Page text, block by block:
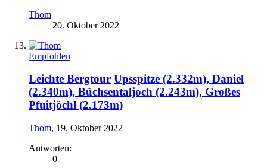
Thom
20. Oktober 2022
Empfohlen
Leichte Bergtour Upsspitze (2.332m), Daniel
(2.340m), Büchsentaljoch (2.243m), Großes
Pfuitjöchl (2.173m)
Thom, 19. Oktober 2022
Antworten:
0